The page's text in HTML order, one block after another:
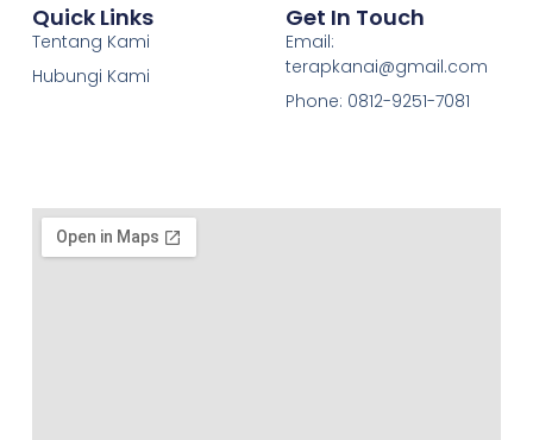
Quick Links
Tentang Kami
Hubungi Kami
Get In Touch
Email:
terapkanai@gmail.com
Phone: 0812-9251-7081